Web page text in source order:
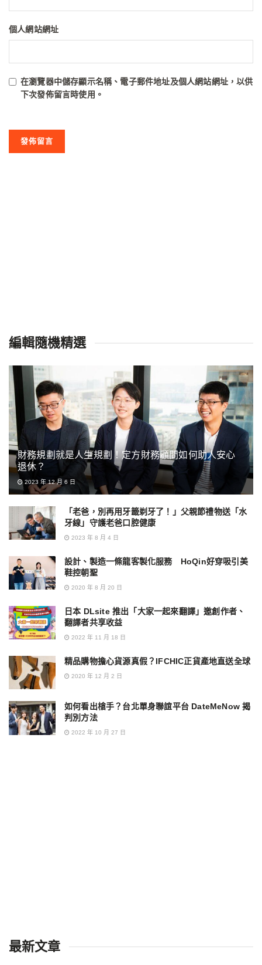
個人網站網址
在瀏覽器中儲存顯示名稱、電子郵件地址及個人網站網址，以供
下次發佈留言時使用。
編輯隨機精選
財務規劃就是人生規劃！定方財務顧問如何助人安心
退休？
2023 年 12 月 6 日
「老爸，別再用牙籤剃牙了！」父親節禮物送「水
牙線」守護老爸口腔健康
2023 年 8 月 4 日
設計、製造一條龍客製化服務 HoQin好穿吸引美
鞋控朝聖
2020 年 8 月 20 日
日本 DLsite 推出「大家一起來翻譯」邀創作者、
翻譯者共享收益
2022 年 11 月 18 日
精品購物擔心貨源真假？IFCHIC正貨產地直送全球
2020 年 12 月 2 日
如何看出槍手？台北單身聯誼平台 DateMeNow 揭
判別方法
2022 年 10 月 27 日
最新文章